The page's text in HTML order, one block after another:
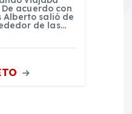
acuerdo con
Alberto salió de
de las…